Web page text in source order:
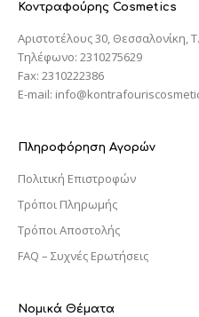
Κοντραφούρης Cosmetics
Αριστοτέλους 30, Θεσσαλονίκη,
Τηλέφωνο: 2310275629
Fax: 2310222386
E-mail:
Πληροφόρηση Αγορών
Πολιτική Επιστροφών
Τρόποι Πληρωμής
Τρόποι Αποστολής
FAQ – Συχνές Ερωτήσεις
Νομικά Θέματα